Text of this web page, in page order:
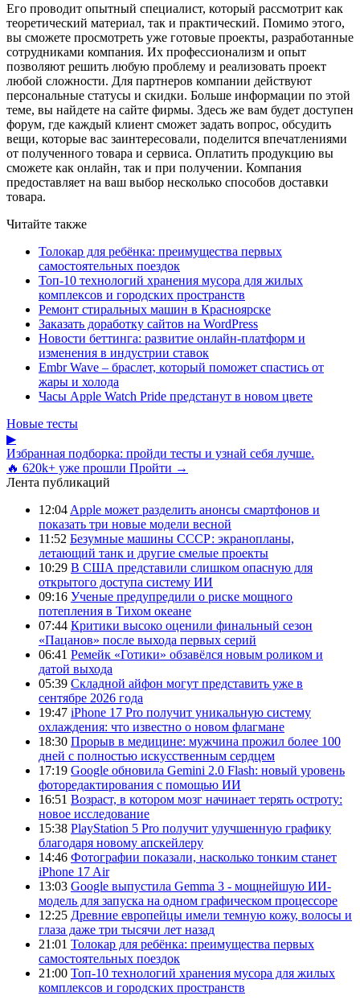
Его проводит опытный специалист, который рассмотрит как
теоретический материал, так и практический. Помимо этого,
вы сможете просмотреть уже готовые проекты, разработанные
сотрудниками компания. Их профессионализм и опыт
позволяют решить любую проблему и реализовать проект
любой сложности. Для партнеров компании действуют
персональные статусы и скидки. Больше информации по этой
теме, вы найдете на сайте фирмы. Здесь же вам будет доступен
форум, где каждый клиент сможет задать вопрос, обсудить
вещи, которые вас заинтересовали, поделится впечатлениями
от полученного товара и сервиса. Оплатить продукцию вы
сможете как онлайн, так и при получении. Компания
предоставляет на ваш выбор несколько способов доставки
товара.
Читайте также
Толокар для ребёнка: преимущества первых
самостоятельных поездок
Топ-10 технологий хранения мусора для жилых
комплексов и городских пространств
Ремонт стиральных машин в Красноярске
Заказать доработку сайтов на WordPress
Новости беттинга: развитие онлайн-платформ и
изменения в индустрии ставок
Embr Wave – браслет, который поможет спастись от
жары и холода
Часы Apple Watch Pride предстанут в новом цвете
Новые тесты
▶
Избранная подборка: пройди тесты и узнай себя лучше.
🔥 620k+ уже прошли Пройти →
Лента публикаций
12:04 Apple может разделить анонсы смартфонов и
показать три новые модели весной
11:52 Безумные машины СССР: экранопланы,
летающий танк и другие смелые проекты
10:29 В США представили слишком опасную для
открытого доступа систему ИИ
09:16 Ученые предупредили о риске мощного
потепления в Тихом океане
07:44 Критики высоко оценили финальный сезон
«Пацанов» после выхода первых серий
06:41 Ремейк «Готики» обзавёлся новым роликом и
датой выхода
05:39 Складной айфон могут представить уже в
сентябре 2026 года
19:47 iPhone 17 Pro получит уникальную систему
охлаждения: что известно о новом флагмане
18:30 Прорыв в медицине: мужчина прожил более 100
дней с полностью искусственным сердцем
17:19 Google обновила Gemini 2.0 Flash: новый уровень
фоторедактирования с помощью ИИ
16:51 Возраст, в котором мозг начинает терять остроту:
новое исследование
15:38 PlayStation 5 Pro получит улучшенную графику
благодаря новому апскейлеру
14:46 Фотографии показали, насколько тонким станет
iPhone 17 Air
13:03 Google выпустила Gemma 3 - мощнейшую ИИ-
модель для запуска на одном графическом процессоре
12:25 Древние европейцы имели темную кожу, волосы и
глаза даже три тысячи лет назад
21:01 Толокар для ребёнка: преимущества первых
самостоятельных поездок
21:00 Топ-10 технологий хранения мусора для жилых
комплексов и городских пространств